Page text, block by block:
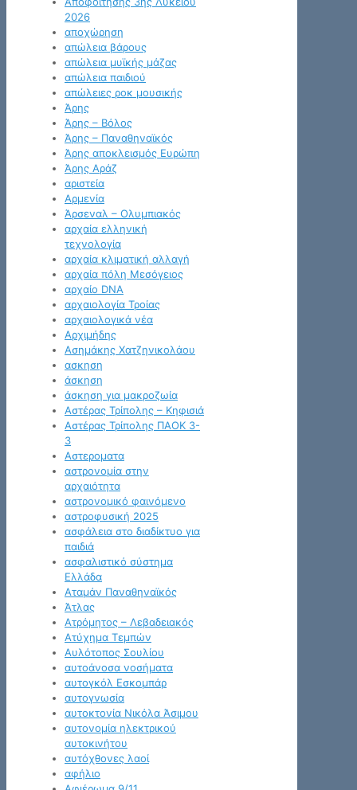
2026
αποχώρηση
απώλεια βάρους
απώλεια μυϊκής μάζας
απώλεια παιδιού
απώλειες ροκ μουσικής
Άρης
Άρης – Βόλος
Άρης – Παναθηναϊκός
Άρης αποκλεισμός Ευρώπη
Άρης Αράζ
αριστεία
Αρμενία
Άρσεναλ – Ολυμπιακός
αρχαία ελληνική
τεχνολογία
αρχαία κλιματική αλλαγή
αρχαία πόλη Μεσόγειος
αρχαίο DNA
αρχαιολογία Τροίας
αρχαιολογικά νέα
Αρχιμήδης
Ασημάκης Χατζηνικολάου
ασκηση
άσκηση
άσκηση για μακροζωία
Αστέρας Τρίπολης – Κηφισιά
Αστέρας Τρίπολης ΠΑΟΚ 3-
3
Αστεροματα
αστρονομία στην
αρχαιότητα
αστρονομικό φαινόμενο
αστροφυσική 2025
ασφάλεια στο διαδίκτυο για
παιδιά
ασφαλιστικό σύστημα
Ελλάδα
Αταμάν Παναθηναϊκός
Άτλας
Ατρόμητος – Λεβαδειακός
Ατύχημα Τεμπών
Αυλότοπος Σουλίου
αυτοάνοσα νοσήματα
αυτογκόλ Εσκομπάρ
αυτογνωσία
αυτοκτονία Νικόλα Άσιμου
αυτονομία ηλεκτρικού
αυτοκινήτου
αυτόχθονες λαοί
αφήλιο